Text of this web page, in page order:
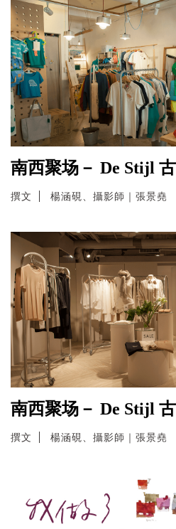
南西聚场－ De Stijl
撰文 楊涵硯、攝影師｜張景堯
南西聚场－ De Stijl
撰文 楊涵硯、攝影師｜張景堯